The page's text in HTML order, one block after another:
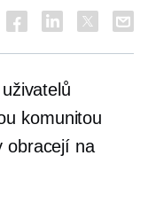
komunitou
obracejí na